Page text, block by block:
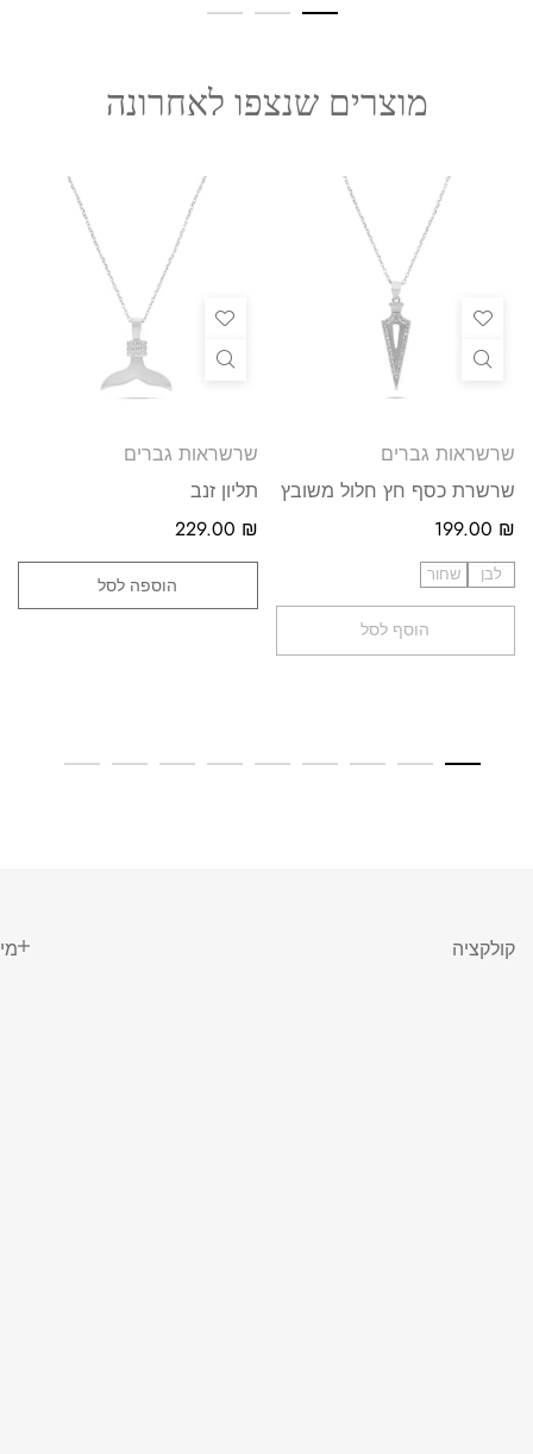
מוצרים שנצפו לאחרונה
שרשראות גברים
שרשרת כסף חץ חלול משובץ
199.00 ₪
לבן שחור
הוסף לסל
שרשראות גברים
תליון זנב
229.00 ₪
הוספה לסל
קולקציה